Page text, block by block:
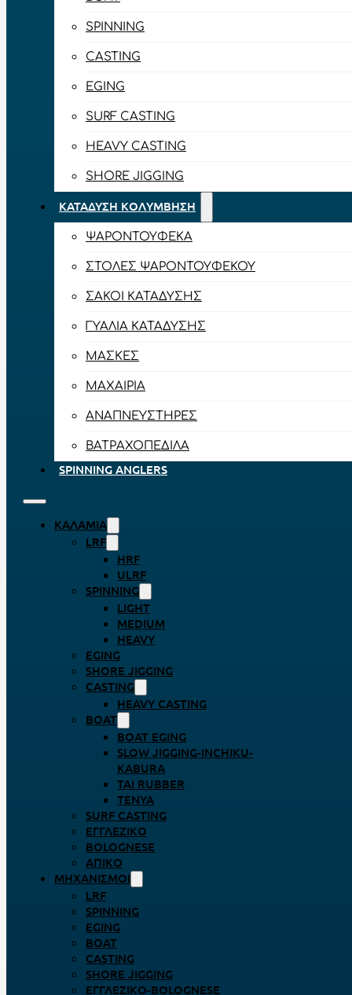
SPINNING
CASTING
EGING
SURF CASTING
HEAVY CASTING
SHORE JIGGING
ΚΑΤΆΔΥΣΗ ΚΟΛΎΜΒΗΣΗ
ΨΑΡΟΝΤΟΎΦΕΚΑ
ΣΤΟΛΈΣ ΨΑΡΟΝΤΟΎΦΕΚΟΥ
ΣΆΚΟΙ ΚΑΤΆΔΥΣΗΣ
ΓΥΑΛΙΆ ΚΑΤΆΔΥΣΗΣ
ΜΆΣΚΕΣ
ΜΑΧΑΊΡΙΑ
ΑΝΑΠΝΕΥΣΤΉΡΕΣ
ΒΑΤΡΑΧΟΠΈΔΙΛΑ
SPINNING ANGLERS
ΚΑΛΆΜΙΑ
LRF
HRF
ULRF
SPINNING
LIGHT
MEDIUM
HEAVY
EGING
SHORE JIGGING
CASTING
HEAVY CASTING
BOAT
BOAT EGING
SLOW JIGGING-INCHIKU-
KABURA
TAI RUBBER
TENYA
SURF CASTING
ΕΓΓΛΈΖΙΚΟ
BOLOGNESE
ΑΠΊΚΟ
ΜΗΧΑΝΙΣΜΟΊ
LRF
SPINNING
EGING
BOAT
CASTING
SHORE JIGGING
ΕΓΓΛΈΖΙΚΟ-BOLOGNESE